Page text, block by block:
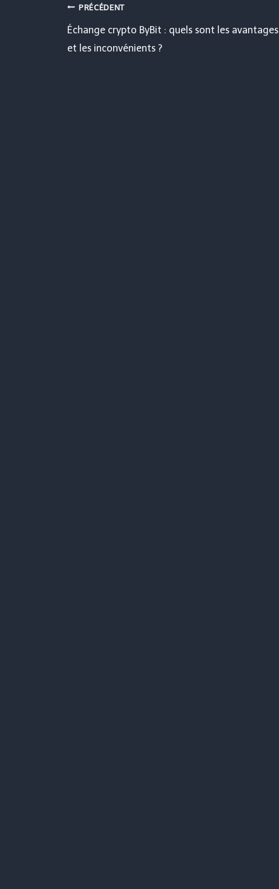
Navigation
de
PRÉCÉDENT
Échange crypto ByBit : quels sont les avantages
et les inconvénients ?